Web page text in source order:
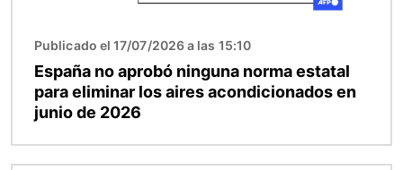
Publicado el 17/07/2026 a las 15:10
España no aprobó ninguna norma estatal
para eliminar los aires acondicionados en
junio de 2026